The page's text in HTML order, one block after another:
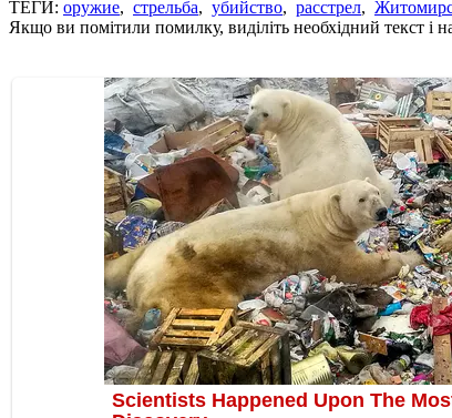
ТЕГИ: оружие, стрельба, убийство, расстрел,
Якщо ви помітили помилку, виділіть необхідний текст і